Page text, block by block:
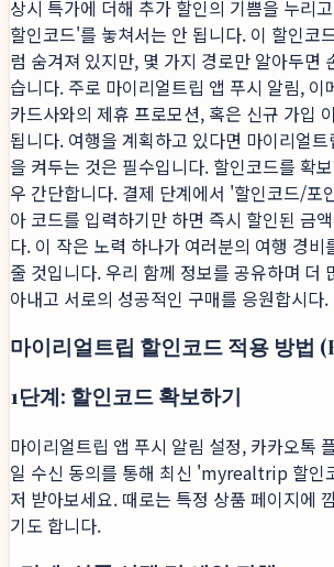
상시 특가에 더해 추가 할인의 기쁨을 누
할인코드'를 놓쳐서는 안 됩니다. 이 할인코
럼 숨겨져 있지만, 몇 가지 경로만 알아두면
습니다. 주로 마이리얼트립 앱 푸시 알림, 이
카드사와의 제휴 프로모션, 혹은 신규 가입
됩니다. 여행을 계획하고 있다면 마이리얼
을 켜두는 것은 필수입니다. 할인코드를 확
우 간단합니다. 결제 단계에서 '할인코드/포
아 코드를 입력하기만 하면 즉시 할인된 금
다. 이 작은 노력 하나가 여러분의 여행 경비
줄 것입니다. 우리 함께 정보를 공유하며 더
아내고 서로의 성공적인 구매를 응원합시다.
마이리얼트립 할인코드 적용 방법
1단계: 할인코드 확보하기
마이리얼트립 앱 푸시 알림 설정, 카카오톡
일 수신 동의를 통해 최신 'myrealtrip 할인
저 받아보세요. 때로는 특정 상품 페이지에
기도 합니다.